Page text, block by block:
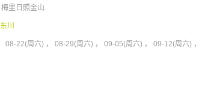
里日照金山.
东川
08-22(周六) 08-29(周六) 09-05(周六)
09-12(周六)